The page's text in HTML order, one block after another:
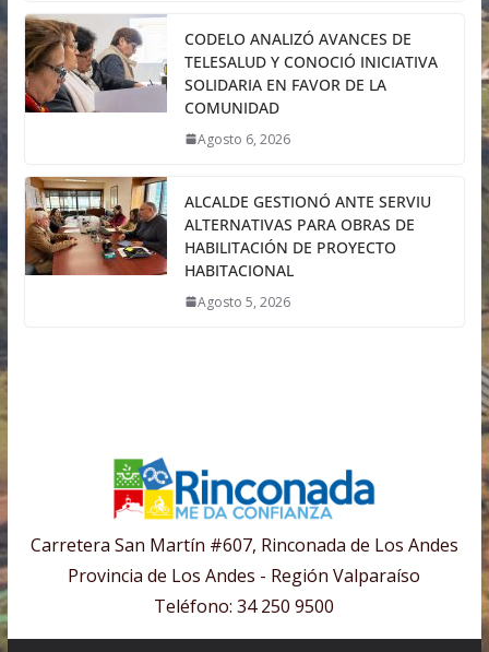
CODELO ANALIZÓ AVANCES DE
TELESALUD Y CONOCIÓ INICIATIVA
SOLIDARIA EN FAVOR DE LA
COMUNIDAD
Agosto 6, 2026
ALCALDE GESTIONÓ ANTE SERVIU
ALTERNATIVAS PARA OBRAS DE
HABILITACIÓN DE PROYECTO
HABITACIONAL
Agosto 5, 2026
Carretera San Martín #607, Rinconada de Los Andes
Provincia de Los Andes - Región Valparaíso
Teléfono: 34 250 9500